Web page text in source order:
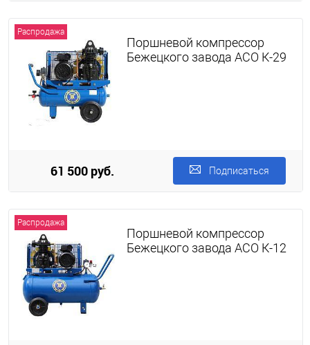
Распродажа
Поршневой компрессор
Бежецкого завода АСО К-29
61 500 руб. Подписаться
Распродажа
Поршневой компрессор
Бежецкого завода АСО К-12